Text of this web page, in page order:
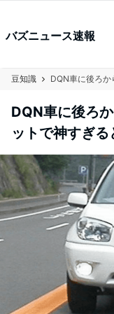
バズニュース速報
豆知識
DQN車に後ろ
ットで神すぎ